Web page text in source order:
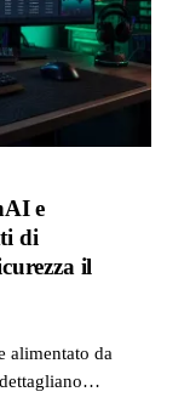
e
di
il
alimentato da